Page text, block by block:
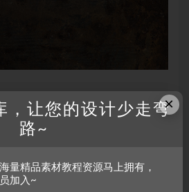
来源于互联网，仅供参考学习使用，若
请联系我们处理。
×
，让您的设计少走弯
路~
量精品素材教程资源马上拥有，
加入~